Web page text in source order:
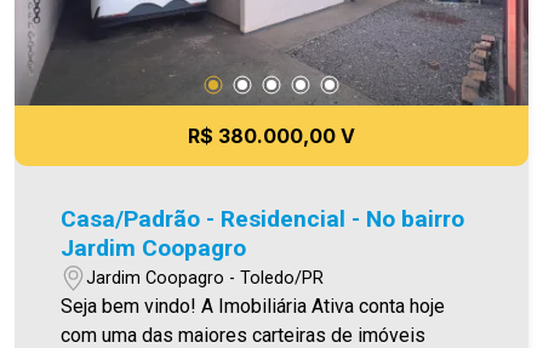
R$ 380.000,00 V
Casa/Padrão - Residencial - No bairro
Jardim Coopagro
Jardim Coopagro - Toledo/PR
Seja bem vindo! A Imobiliária Ativa conta hoje
com uma das maiores carteiras de imóveis